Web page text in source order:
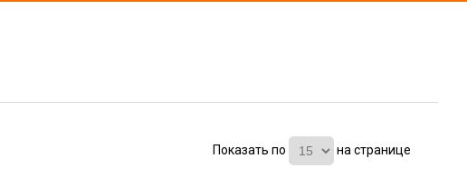
Показать по на странице